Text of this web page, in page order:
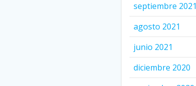
septiembre 2021
agosto 2021
junio 2021
diciembre 2020